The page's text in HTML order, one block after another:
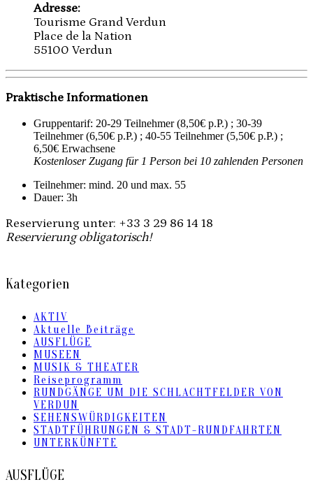
Adresse:
Tourisme Grand Verdun
Place de la Nation
55100 Verdun
Praktische Informationen
Gruppentarif: 20-29 Teilnehmer (8,50€ p.P.) ; 30-39
Teilnehmer (6,50€ p.P.) ; 40-55 Teilnehmer (5,50€ p.P.) ;
6,50€ Erwachsene
Kostenloser Zugang für 1 Person bei 10 zahlenden Personen
Teilnehmer: mind. 20 und max. 55
Dauer: 3h
Reservierung unter: +33 3 29 86 14 18
Reservierung obligatorisch!
Kategorien
AKTIV
Aktuelle Beiträge
AUSFLÜGE
MUSEEN
MUSIK & THEATER
Reiseprogramm
RUNDGÄNGE UM DIE SCHLACHTFELDER VON
VERDUN
SEHENSWÜRDIGKEITEN
STADTFÜHRUNGEN & STADT-RUNDFAHRTEN
UNTERKÜNFTE
AUSFLÜGE